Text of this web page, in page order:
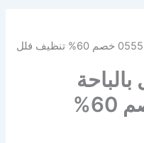
شركة تنظيف منازل بالباحة 0555423788 خصم 60% تنظيف فلل
0555423788 خصم 60%